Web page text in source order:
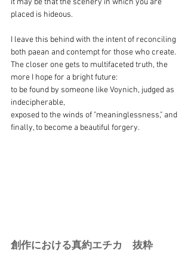
placed is hideous.
I leave this behind with the intent of reconciling
both paean and contempt for those who create.
The closer one gets to multifaceted truth, the
more I hope for a bright future:
to be found by someone like Voynich, judged as
indecipherable,
exposed to the winds of "meaninglessness," and
finally, to become a beautiful forgery.
創作における真約エチカ　抜粋